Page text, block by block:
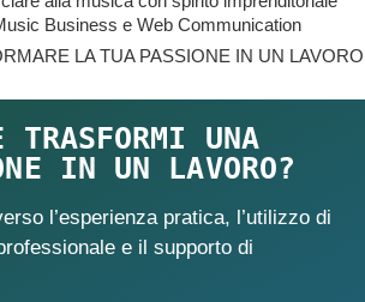
Business e Web Communication
LA TUA PASSIONE IN UN LAVORO
TRASFORMI UNA
IN UN LAVORO?
l’esperienza pratica, l’utilizzo di
e il supporto di